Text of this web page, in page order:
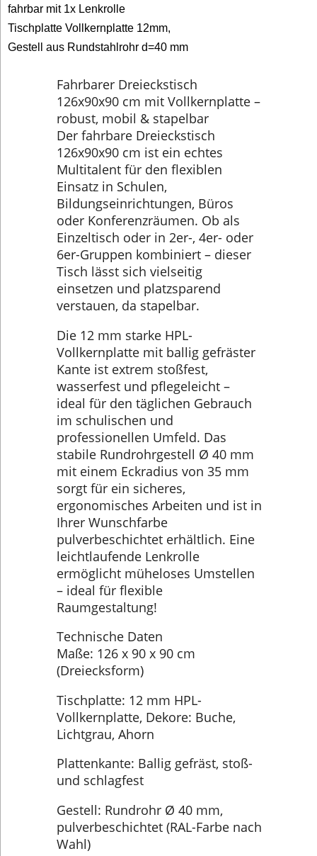
fahrbar mit 1x Lenkrolle
Tischplatte Vollkernplatte 12mm,
Gestell aus Rundstahlrohr d=40 mm
Fahrbarer Dreieckstisch
126x90x90 cm mit Vollkernplatte –
robust, mobil & stapelbar
Der fahrbare Dreieckstisch
126x90x90 cm ist ein echtes
Multitalent für den flexiblen
Einsatz in Schulen,
Bildungseinrichtungen, Büros
oder Konferenzräumen. Ob als
Einzeltisch oder in 2er-, 4er- oder
6er-Gruppen kombiniert – dieser
Tisch lässt sich vielseitig
einsetzen und platzsparend
verstauen, da stapelbar.
Die 12 mm starke HPL-
Vollkernplatte mit ballig gefräster
Kante ist extrem stoßfest,
wasserfest und pflegeleicht –
ideal für den täglichen Gebrauch
im schulischen und
professionellen Umfeld. Das
stabile Rundrohrgestell Ø 40 mm
mit einem Eckradius von 35 mm
sorgt für ein sicheres,
ergonomisches Arbeiten und ist in
Ihrer Wunschfarbe
pulverbeschichtet erhältlich. Eine
leichtlaufende Lenkrolle
ermöglicht müheloses Umstellen
– ideal für flexible
Raumgestaltung!
Technische Daten
Maße: 126 x 90 x 90 cm
(Dreiecksform)
Tischplatte: 12 mm HPL-
Vollkernplatte, Dekore: Buche,
Lichtgrau, Ahorn
Plattenkante: Ballig gefräst, stoß-
und schlagfest
Gestell: Rundrohr Ø 40 mm,
pulverbeschichtet (RAL-Farbe nach
Wahl)